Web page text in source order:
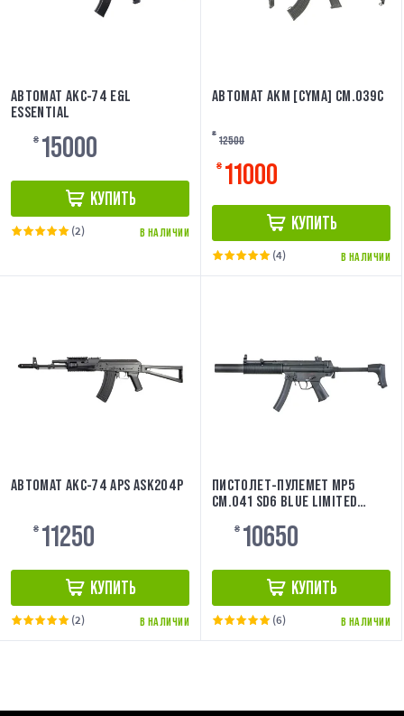
АВТОМАТ АКС-74 E&L
ESSENTIAL
₴ 15000
КУПИТЬ
В НАЛИЧИИ
(2)
АВТОМАТ АКМ [CYMA] CM.039C
₴ 12500
₴ 11000
КУПИТЬ
В НАЛИЧИИ
(4)
АВТОМАТ АКС-74 APS ASK204P
₴ 11250
КУПИТЬ
В НАЛИЧИИ
(2)
ПИСТОЛЕТ-ПУЛЕМЕТ MP5
CM.041 SD6 BLUE LIMITED
₴ 10650
КУПИТЬ
В НАЛИЧИИ
(6)